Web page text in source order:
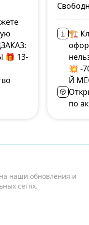
🎁 13-
🏗
💥 -
Й
по
наши обновления и
сетях.